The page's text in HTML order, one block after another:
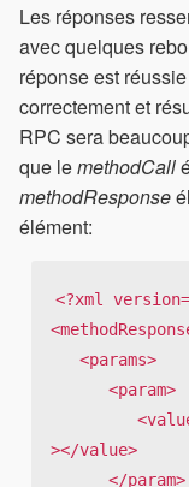
Les réponses
avec quelques
réponse est
correctement et
RPC sera
que lemethodCall
methodResponse
élément:
<?xml
></value>